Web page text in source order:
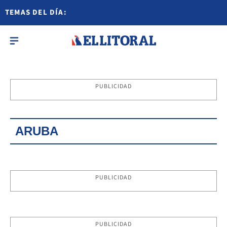
TEMAS DEL DÍA:
PUBLICIDAD
ARUBA
PUBLICIDAD
PUBLICIDAD